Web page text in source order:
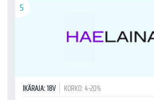
5
IKÄRAJA: 18V KORKO: 4-20%